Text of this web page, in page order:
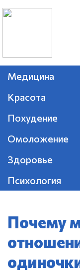
Медицина
Красота
Похудение
Омоложение
Здоровье
Психология
Почему